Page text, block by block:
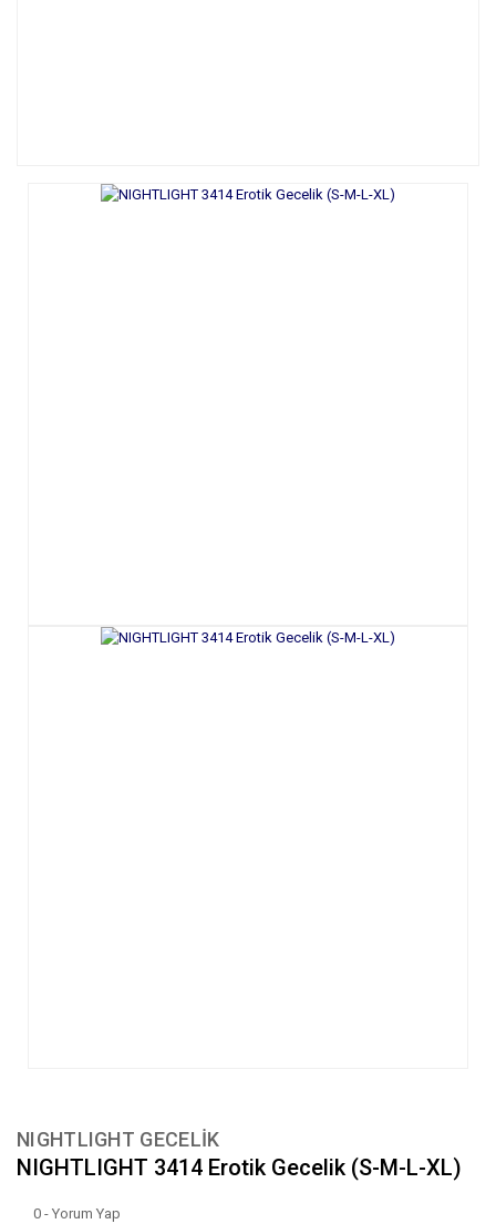
NIGHTLIGHT GECELİK
NIGHTLIGHT 3414 Erotik Gecelik (S-M-L-XL)
0 - Yorum Yap